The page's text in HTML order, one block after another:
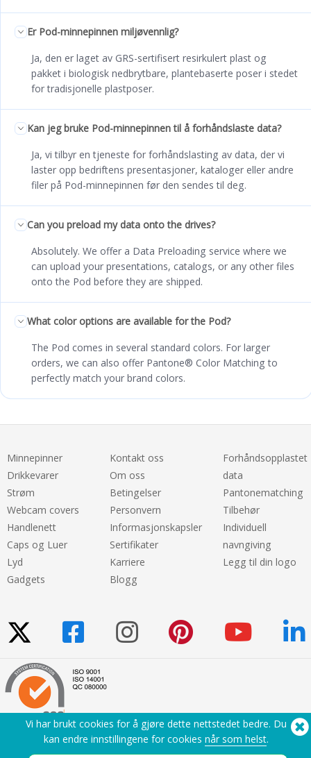
Er Pod-minnepinnen miljøvennlig?
Ja, den er laget av GRS-sertifisert resirkulert plast og
pakket i biologisk nedbrytbare, plantebaserte poser i stedet
for tradisjonelle plastposer.
Kan jeg bruke Pod-minnepinnen til å forhåndslaste data?
Ja, vi tilbyr en tjeneste for forhåndslasting av data, der vi
laster opp bedriftens presentasjoner, kataloger eller andre
filer på Pod-minnepinnen før den sendes til deg.
Can you preload my data onto the drives?
Absolutely. We offer a Data Preloading service where we
can upload your presentations, catalogs, or any other files
onto the Pod before they are shipped.
What color options are available for the Pod?
The Pod comes in several standard colors. For larger
orders, we can also offer Pantone® Color Matching to
perfectly match your brand colors.
Minnepinner
Drikkevarer
Strøm
Webcam covers
Handlenett
Caps og Luer
Lyd
Gadgets
Kontakt oss
Om oss
Betingelser
Personvern
Informasjonskapsler
Sertifikater
Karriere
Blogg
Forhåndsopplastet
data
Pantonematching
Tilbehør
Individuell
navngiving
Legg til din logo
Trenger du hjelp? Ring oss:(650) 938-3500 (US)
Vi har brukt cookies for å gjøre dette nettstedet bedre. Du
kan endre innstillingene for cookies når som helst.